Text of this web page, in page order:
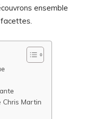
ensemble
Chris Martin